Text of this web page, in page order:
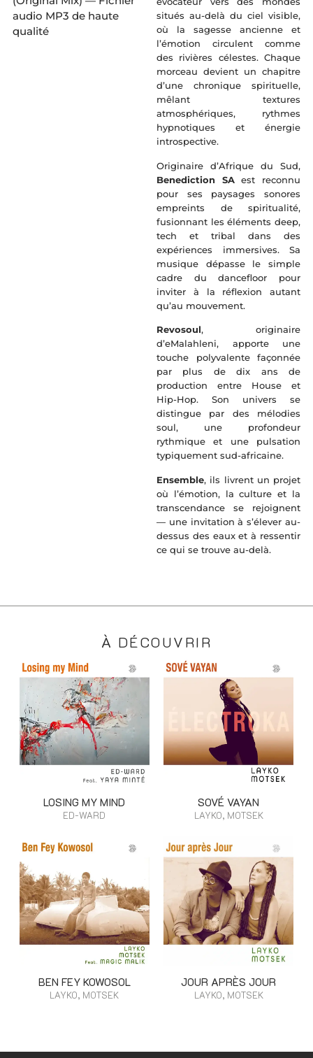
audio MP3 de haute
qualité
situés au-delà du ciel visible,
où la sagesse ancienne et
l’émotion circulent comme
des rivières célestes. Chaque
morceau devient un chapitre
d’une chronique spirituelle,
mêlant textures
atmosphériques, rythmes
hypnotiques et énergie
introspective.
Originaire d’Afrique du Sud,
Benediction SAest reconnu
pour ses paysages sonores
empreints de spiritualité,
fusionnant les éléments deep,
tech et tribal dans des
expériences immersives. Sa
musique dépasse le simple
cadre du dancefloor pour
inviter à la réflexion autant
qu’au mouvement.
Revosoul, originaire
d’eMalahleni, apporte une
touche polyvalente façonnée
par plus de dix ans de
production entre House et
Hip-Hop. Son univers se
distingue par des mélodies
soul, une profondeur
rythmique et une pulsation
typiquement sud-africaine.
Ensemble, ils livrent un projet
où l’émotion, la culture et la
transcendance se rejoignent
— une invitation à s’élever au-
dessus des eaux et à ressentir
ce qui se trouve au-delà.
À DÉCOUVRIR
LOSING MY MIND
ED-WARD
SOVÉ VAYAN
LAYKO, MOTSEK
BEN FEY KOWOSOL
LAYKO, MOTSEK
JOUR APRÈS JOUR
LAYKO, MOTSEK